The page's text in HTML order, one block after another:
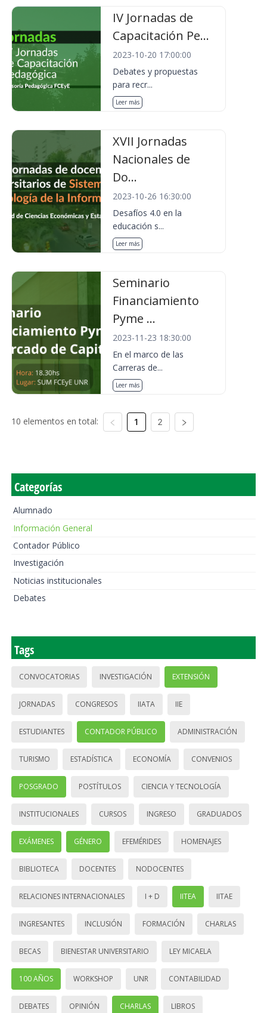
IV Jornadas de
Capacitación Pe...
2023-10-20 17:00:00
Debates y propuestas
para recr...
Leer más
XVII Jornadas
Nacionales de
Do...
2023-10-26 16:30:00
Desafíos 4.0 en la
educación s...
Leer más
Seminario
Financiamiento
Pyme ...
2023-11-23 18:30:00
En el marco de las
Carreras de...
Leer más
10 elementos en total: 1 2
Categorías
Alumnado
Información General
Contador Público
Investigación
Noticias institucionales
Debates
Tags
CONVOCATORIAS INVESTIGACIÓN EXTENSIÓN
JORNADAS CONGRESOS IIATA IIE
ESTUDIANTES CONTADOR PÚBLICO ADMINISTRACIÓN
TURISMO ESTADÍSTICA ECONOMÍA CONVENIOS
POSGRADO POSTÍTULOS CIENCIA Y TECNOLOGÍA
INSTITUCIONALES CURSOS INGRESO GRADUADOS
EXÁMENES GÉNERO EFEMÉRIDES HOMENAJES
BIBLIOTECA DOCENTES NODOCENTES
RELACIONES INTERNACIONALES I + D IITEA IITAE
INGRESANTES INCLUSIÓN FORMACIÓN CHARLAS
BECAS BIENESTAR UNIVERSITARIO LEY MICAELA
100 AÑOS WORKSHOP UNR CONTABILIDAD
DEBATES OPINIÓN CHARLAS LIBROS